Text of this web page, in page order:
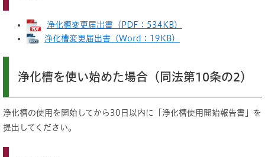
浄化槽変更届出書（PDF：534KB）
浄化槽変更届出書（Word：19KB）
浄化槽を使い始めた場合（同法第10条の2）
浄化槽の使用を開始してから30日以内に「浄化槽使用開始報告書」を
提出してください。